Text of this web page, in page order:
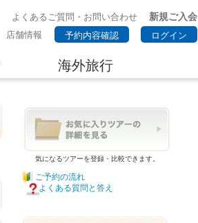
よくあるご質問・お問い合わせ
新規ご入会
店舗情報 予約内容確認 ログイン
海外旅行
気になるツアーを登録・比較できます。
ご予約の流れ
よくある質問と答え